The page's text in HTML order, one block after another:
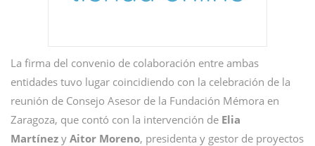
La firma del convenio de colaboración entre ambas
entidades tuvo lugar coincidiendo con la celebración de la
reunión de Consejo Asesor de la Fundación Mémora en
Zaragoza, que contó con la intervención de Elia
Martínez y Aitor Moreno, presidenta y gestor de proyectos